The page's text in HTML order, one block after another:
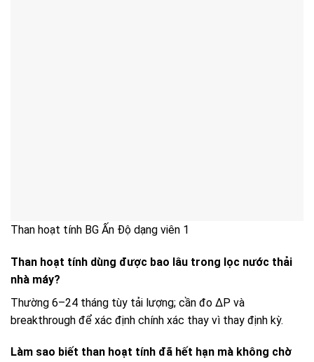
Than hoạt tính BG Ấn Độ dạng viên 1
Than hoạt tính dùng được bao lâu trong lọc nước thải
nhà máy?
Thường 6–24 tháng tùy tải lượng; cần đo ΔP và
breakthrough để xác định chính xác thay vì thay định kỳ.
Làm sao biết than hoạt tính đã hết hạn mà không chờ